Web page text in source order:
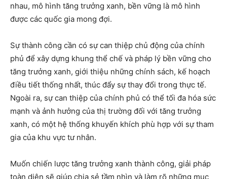
nhau, mô hình tăng trưởng xanh, bền vững là mô hình
được các quốc gia mong đợi.
Sự thành công cần có sự can thiệp chủ động của chính
phủ để xây dựng khung thể chế và pháp lý bền vững cho
tăng trưởng xanh, giới thiệu những chính sách, kế hoạch
điều tiết thống nhất, thúc đẩy sự thay đổi trong thực tế.
Ngoài ra, sự can thiệp của chính phủ có thể tối đa hóa sức
mạnh và ảnh hưởng của thị trường đối với tăng trưởng
xanh, có một hệ thống khuyến khích phù hợp với sự tham
gia của khu vực tư nhân.
Muốn chiến lược tăng trưởng xanh thành công, giải pháp
toàn diện sẽ giúp chia sẻ tầm nhìn và làm rõ những mục